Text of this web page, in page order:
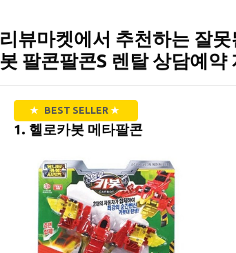
리뷰마켓에서 추천하는 잘
봇 팔콘팔콘S 렌탈 상담예
★ BEST SELLER ★
1. 헬로카봇 메타팔콘